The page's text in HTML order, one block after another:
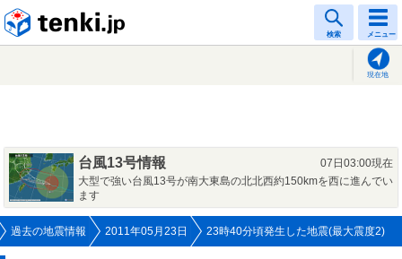
検索 メニュー
現在地
台風13号情報
07日03:00現在
大型で強い台風13号が南大東島の北北西約150kmを西に進んでい
ます
過去の地震情報 2011年05月23日 23時40分頃発生した地震(最大震度2)